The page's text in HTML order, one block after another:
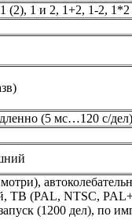
(2), 1 и 2, 1+2, 1-2, 1*2
(5 мс…120 с/
ТВ (PAL, NTSC,
(1200 дел), по